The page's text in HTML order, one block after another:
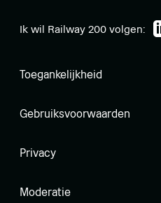
Ik wil Railway 200 volgen:
Toegankelijkheid
Gebruiksvoorwaarden
Privacy
Moderatie